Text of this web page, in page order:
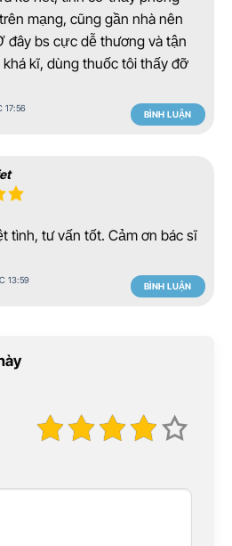
mạng, cũng gần nhà nên
đây bs cực dễ thương và tận
khá kĩ, dùng thuốc tôi thấy đỡ
17:56
BÌNH LUẬN
tình, tư vấn tốt. Cảm ơn bác sĩ
13:59
BÌNH LUẬN